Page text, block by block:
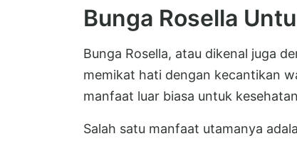
Bunga Rosella
Bunga Rosella, atau dikenal juga
memikat hati dengan kecantikan
manfaat luar biasa untuk
Salah satu manfaat utamanya